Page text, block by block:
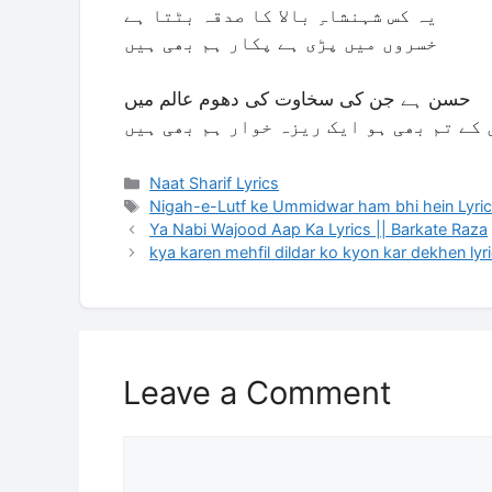
یہ کس شہنشاہِ بالا کا صدقہ بٹتا ہے
خسروں میں پڑی ہے پکار ہم بھی ہیں
حسن ہے جن کی سخاوت کی دھوم عالم میں
کے تم بھی ہو ایک ریزہ خوار ہم بھی ہیں
Categories
Naat Sharif Lyrics
Tags
Nigah-e-Lutf ke Ummidwar ham bhi hein
Ya Nabi Wajood Aap Ka Lyrics || Barkate Raza
kya karen mehfil dildar ko kyon kar dekhen
Leave a Comment